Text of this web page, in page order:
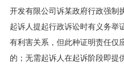
开发有限公司诉某政府行政强制
起诉人提起行政诉讼时有义务举
有利害关系，但此种证明责任仅
的；无需起诉人在起诉阶段即提